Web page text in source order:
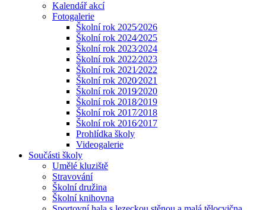
Kalendář akcí
Fotogalerie
Školní rok 2025⁄2026
Školní rok 2024⁄2025
Školní rok 2023⁄2024
Školní rok 2022⁄2023
Školní rok 2021⁄2022
Školní rok 2020⁄2021
Školní rok 2019⁄2020
Školní rok 2018⁄2019
Školní rok 2017⁄2018
Školní rok 2016⁄2017
Prohlídka školy
Videogalerie
Součásti školy
Umělé kluziště
Stravování
Školní družina
Školní knihovna